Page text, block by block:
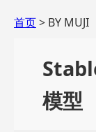
首页> BY MUJI
模型